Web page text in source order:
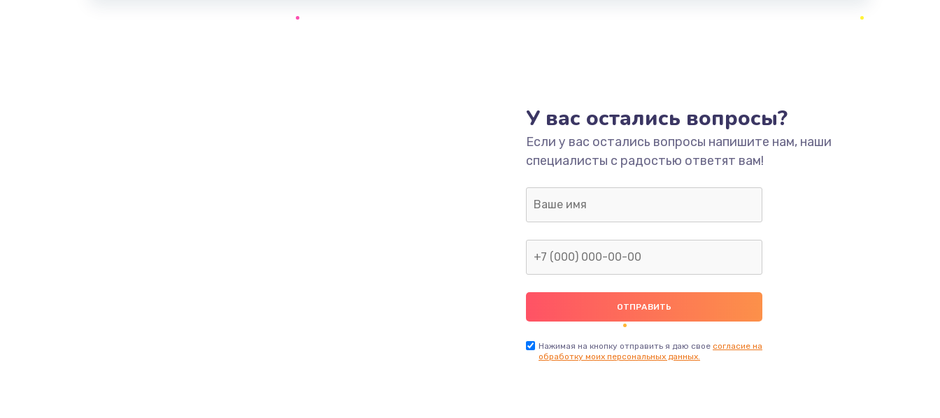
У вас остались вопросы?
Если у вас остались вопросы напишите нам, наши
специалисты с радостью ответят вам!
Нажимая на кнопку отправить я даю свое согласие на
обработку моих персональных данных.